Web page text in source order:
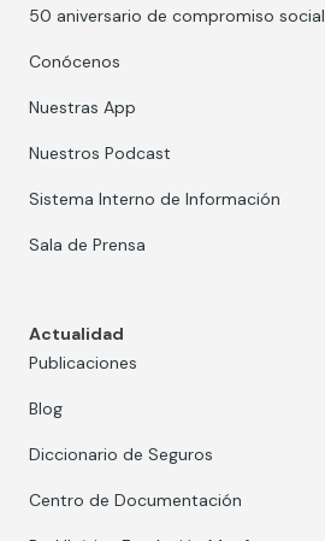
50 aniversario de compromiso social
Conócenos
Nuestras App
Nuestros Podcast
Sistema Interno de Información
Sala de Prensa
Actualidad
Publicaciones
Blog
Diccionario de Seguros
Centro de Documentación